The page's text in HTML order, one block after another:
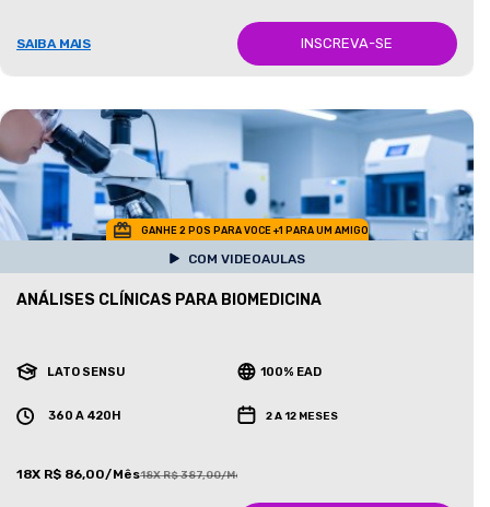
SAIBA MAIS INSCREVA-SE
GANHE 2 POS PARA VOCE +1 PARA UM AMIGO
COM VIDEOAULAS
ANÁLISES CLÍNICAS PARA BIOMEDICINA
LATO SENSU 100% EAD
360 A 420H 2 A 12 MESES
18X R$ 86,00/Mês18X R$ 387,00/Mês